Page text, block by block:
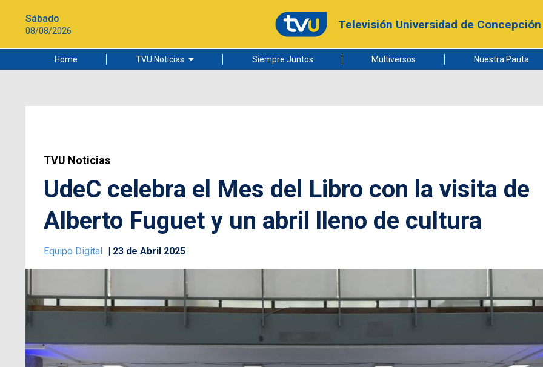
Sábado
08/08/2026 Televisión Universidad de Concepción
Home TVU Noticias
Ciudad
Siempre Juntos Multiversos Nuestra Pauta
TVU Noticias
UdeC celebra el Mes del Libro con la visita de
Alberto Fuguet y un abril lleno de cultura
Equipo Digital 23 de Abril 2025